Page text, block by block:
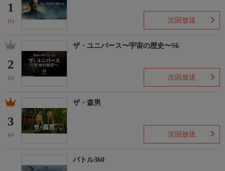
1
(1) 次回放送
2
(2)
ザ・ユニバース〜宇宙の歴史〜S6
次回放送
3
(-)
ザ・森男
次回放送
バトル360